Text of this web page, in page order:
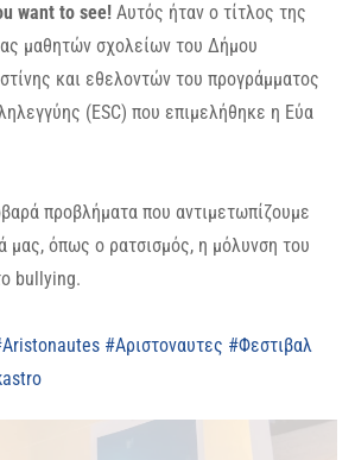
want to see! Αυτός ήταν ο τίτλος της
μαθητών σχολείων του Δήμου
και εθελοντών του προγράμματος
(ESC) που επιμελήθηκε η Εύα
προβλήματα που αντιμετωπίζουμε
μας, όπως ο ρατσισμός, η μόλυνση του
bullying.
#Αριστοναυτες #Φεστιβαλ